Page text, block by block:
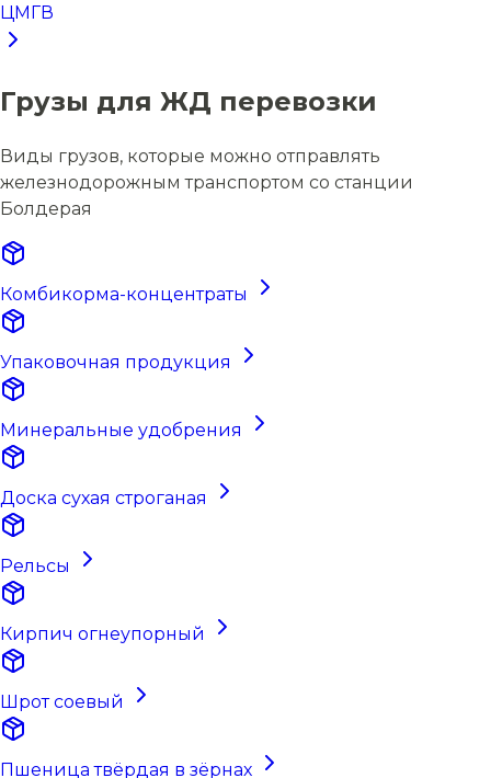
ЦМГВ
Грузы для ЖД перевозки
Виды грузов, которые можно отправлять
железнодорожным транспортом со станции
Болдерая
Комбикорма-концентраты
Упаковочная продукция
Минеральные удобрения
Доска сухая строганая
Рельсы
Кирпич огнеупорный
Шрот соевый
Пшеница твёрдая в зёрнах